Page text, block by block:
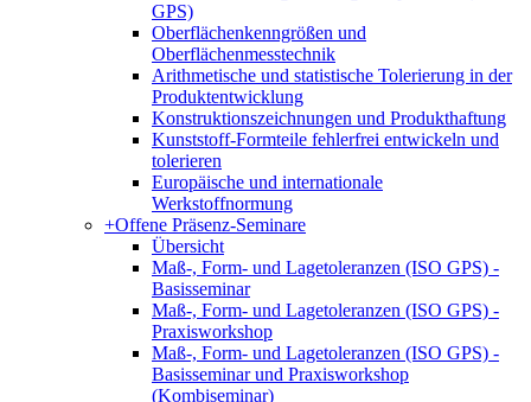
GPS)
Oberflächenkenngrößen und
Oberflächenmesstechnik
Arithmetische und statistische Tolerierung in der
Produktentwicklung
Konstruktionszeichnungen und Produkthaftung
Kunststoff-Formteile fehlerfrei entwickeln und
tolerieren
Europäische und internationale
Werkstoffnormung
+Offene Präsenz-Seminare
Übersicht
Maß-, Form- und Lagetoleranzen (ISO GPS) -
Basisseminar
Maß-, Form- und Lagetoleranzen (ISO GPS) -
Praxisworkshop
Maß-, Form- und Lagetoleranzen (ISO GPS) -
Basisseminar und Praxisworkshop
(Kombiseminar)